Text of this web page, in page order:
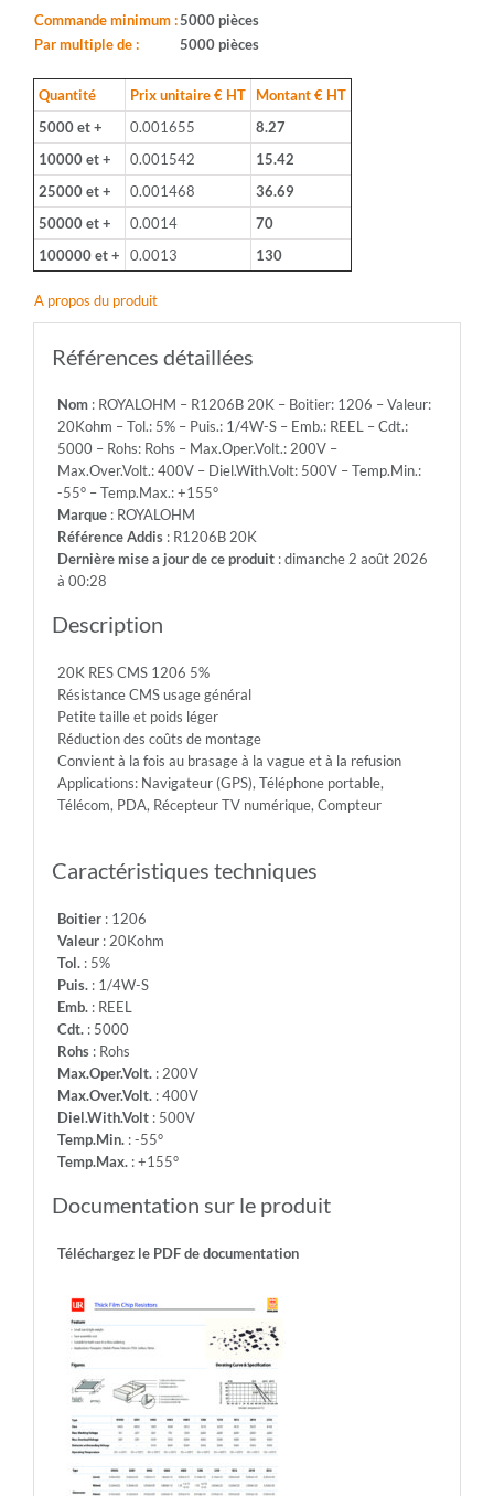
1206
-
20Kohm
-
Tol.:
5%
-
Puis.:
S
-
Cdt.:
Rohs:
Rohs
-
Max.Oper.Volt.:
200V
-
Max.Over.Volt.:
Temp.Min.:
-55°
-
Temp.Max.:
+155°
Commande minimum :5000 pièces
Par multiple de :
5000 pièces
Quantité Prix unitaire € HT
Montant € HT
5000 et +
0.001655
8.27
10000 et +
0.001542
15.42
25000 et +
0.001468
36.69
50000 et +
0.0014
70
100000 et +
0.0013 130
A propos du produit
Références détaillées
Nom: ROYALOHM – R1206B 20K – Boitier: 1206 – Valeur:
20Kohm – Tol.: 5% – Puis.: 1/4W-S – Emb.: REEL – Cdt.:
5000 – Rohs: Rohs – Max.Oper.Volt.: 200V –
Max.Over.Volt.: 400V – Diel.With.Volt: 500V – Temp.Min.:
-55° – Temp.Max.: +155°
Marque: ROYALOHM
Référence Addis: R1206B 20K
Dernière mise a jour de ce produit: dimanche 2 août 2026
à 00:28
Description
20K RES CMS 1206 5%
Résistance CMS usage général
Petite taille et poids léger
Réduction des coûts de montage
Convient à la fois au brasage à la vague et à la refusion
Applications: Navigateur (GPS), Téléphone portable,
Télécom, PDA, Récepteur TV numérique, Compteur
Caractéristiques techniques
Boitier: 1206
Valeur: 20Kohm
Tol.: 5%
Puis.: 1/4W-S
Emb.: REEL
Cdt.: 5000
Rohs: Rohs
Max.Oper.Volt.: 200V
Max.Over.Volt.: 400V
Diel.With.Volt: 500V
Temp.Min.: -55°
Temp.Max.: +155°
Documentation sur le produit
Téléchargez le PDF de documentation